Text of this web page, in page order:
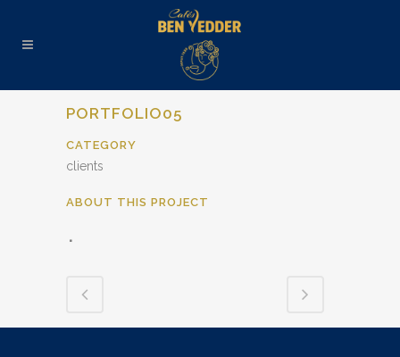
PORTFOLIO05
CATEGORY
clients
ABOUT THIS PROJECT